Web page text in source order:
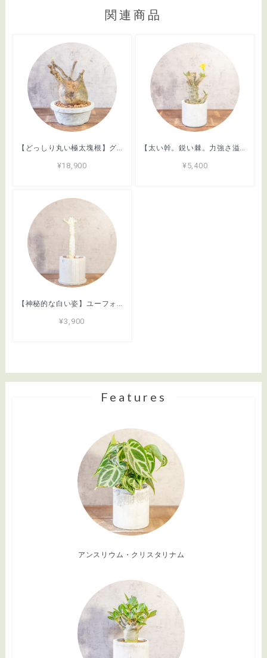
関連商品
【どっしり丸い極太塊根】グラキリス。胴回り40cmの圧倒的ボリューム。無骨な「手づくりモルタル鉢」とセットで。｜虫発生抑制（全国一律送料850円）
¥18,900
【太い幹。鋭い棘。力強さ溢れる姿】パキポディウム・デンシフローラム。根腐れを防ぐ独自配合の用土で、安心のボタニカルライフ｜虫発生抑制（全国一律送料850円）
¥5,400
¥3,900
Features
アンスリウム・クリスタリナム